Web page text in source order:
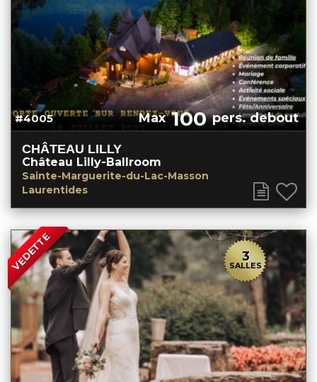
#4005 Max100pers. debout
CHÂTEAU LILLY
Château Lilly-Ballroom
Sainte-Marguerite-du-Lac-Masson
Laurentides
VEDETTE 3
SALLES